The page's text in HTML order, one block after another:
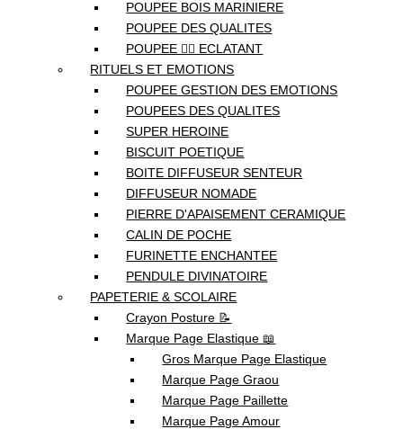
POUPEE BOIS MARINIERE
POUPEE DES QUALITES
POUPEE ❤️‍🔥 ECLATANT
RITUELS ET EMOTIONS
POUPEE GESTION DES EMOTIONS
POUPEES DES QUALITES
SUPER HEROINE
BISCUIT POETIQUE
BOITE DIFFUSEUR SENTEUR
DIFFUSEUR NOMADE
PIERRE D'APAISEMENT CERAMIQUE
CALIN DE POCHE
FURINETTE ENCHANTEE
PENDULE DIVINATOIRE
PAPETERIE & SCOLAIRE
Crayon Posture 📝
Marque Page Elastique 📖
Gros Marque Page Elastique
Marque Page Graou
Marque Page Paillette
Marque Page Amour